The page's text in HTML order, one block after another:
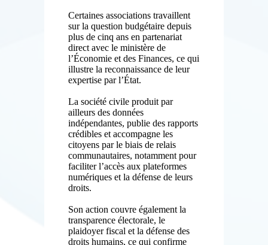
Certaines associations travaillent
sur la question budgétaire depuis
plus de cinq ans en partenariat
direct avec le ministère de
l’Économie et des Finances, ce qui
illustre la reconnaissance de leur
expertise par l’État.
La société civile produit par
ailleurs des données
indépendantes, publie des rapports
crédibles et accompagne les
citoyens par le biais de relais
communautaires, notamment pour
faciliter l’accès aux plateformes
numériques et la défense de leurs
droits.
Son action couvre également la
transparence électorale, le
plaidoyer fiscal et la défense des
droits humains, ce qui confirme